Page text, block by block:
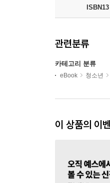
ISBN13
관련분류
카테고리 분류
eBook 청소년
이 상품의 이